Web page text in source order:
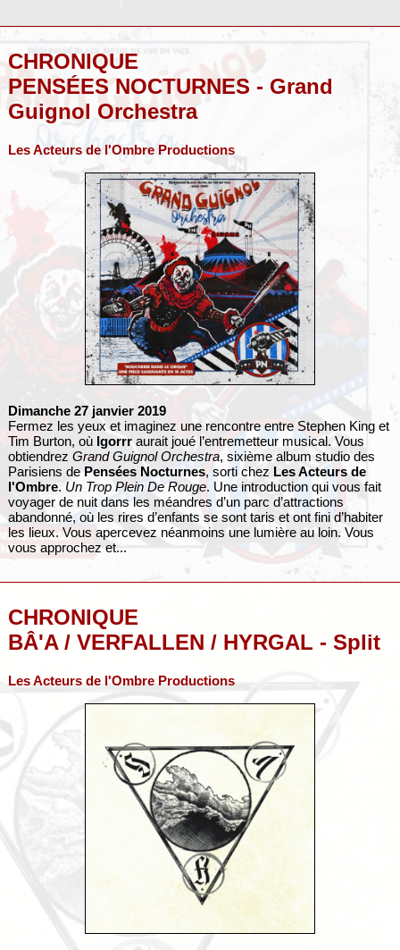
CHRONIQUE
PENSÉES NOCTURNES - Grand
Guignol Orchestra
Les Acteurs de l'Ombre Productions
Dimanche 27 janvier 2019
Fermez les yeux et imaginez une rencontre entre Stephen King et
Tim Burton, où Igorrraurait joué l’entremetteur musical. Vous
obtiendrez Grand Guignol Orchestra, sixième album studio des
Parisiens de Pensées Nocturnes, sorti chez Les Acteurs de
l'Ombre. Un Trop Plein De Rouge. Une introduction qui vous fait
voyager de nuit dans les méandres d’un parc d’attractions
abandonné, où les rires d’enfants se sont taris et ont fini d’habiter
les lieux. Vous apercevez néanmoins une lumière au loin. Vous
vous approchez et...
CHRONIQUE
BÂ'A / VERFALLEN / HYRGAL - Split
Les Acteurs de l'Ombre Productions